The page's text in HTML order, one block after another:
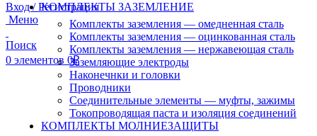
Вход / Регистрация
Меню
Поиск
0 элементов 0₽
КОМПЛЕКТЫ ЗАЗЕМЛЕНИЕ
Комплекты заземления — омедненная сталь
Комплекты заземления — оцинкованная сталь
Комплекты заземления — нержавеющая сталь
Заземляющие электроды
Наконечнки и головки
Проводники
Соединительные элементы — муфты, зажимы
Токопроводящая паста и изоляция соединений
КОМПЛЕКТЫ МОЛНИЕЗАЩИТЫ